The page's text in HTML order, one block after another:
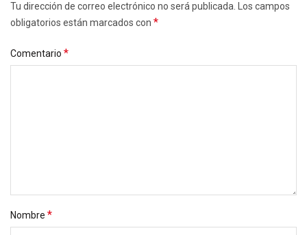
Tu dirección de correo electrónico no será publicada. Los campos
obligatorios están marcados con *
Comentario *
Nombre *